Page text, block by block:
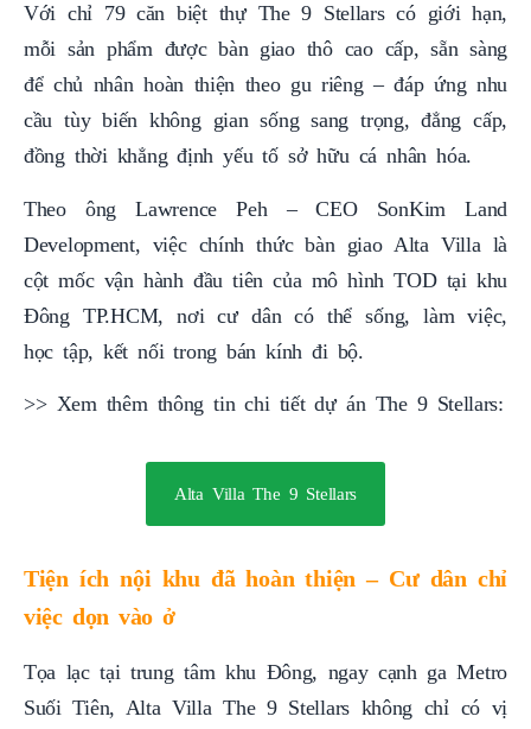
Với chỉ 79 căn biệt thự The 9 Stellars có giới hạn,
mỗi sản phẩm được bàn giao thô cao cấp, sẵn sàng
để chủ nhân hoàn thiện theo gu riêng – đáp ứng nhu
cầu tùy biến không gian sống sang trọng, đẳng cấp,
đồng thời khẳng định yếu tố sở hữu cá nhân hóa.
Theo ông Lawrence Peh – CEO SonKim Land
Development, việc chính thức bàn giao Alta Villa là
cột mốc vận hành đầu tiên của mô hình TOD tại khu
Đông TP.HCM, nơi cư dân có thể sống, làm việc,
học tập, kết nối trong bán kính đi bộ.
>> Xem thêm thông tin chi tiết dự án The 9 Stellars:
Alta Villa The 9 Stellars
Tiện ích nội khu đã hoàn thiện – Cư dân chỉ
việc dọn vào ở
Tọa lạc tại trung tâm khu Đông, ngay cạnh ga Metro
Suối Tiên, Alta Villa The 9 Stellars không chỉ có vị